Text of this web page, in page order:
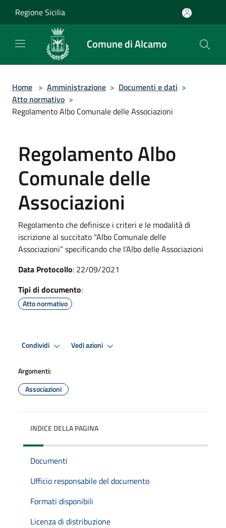
Regione Sicilia
Comune di Alcamo
Home > Amministrazione > Documenti e dati >
Atto normativo >
Regolamento Albo Comunale delle Associazioni
Regolamento Albo
Comunale delle
Associazioni
Regolamento che definisce i criteri e le modalità di
iscrizione al succitato "Albo Comunale delle
Associazioni” specificando che l'Albo delle Associazioni
Data Protocollo: 22/09/2021
Tipi di documento:
Atto normativo
Condividi Vedi azioni
Argomenti:
Associazioni
INDICE DELLA PAGINA
Documenti
Ufficio responsabile del documento
Formati disponibili
Licenza di distribuzione